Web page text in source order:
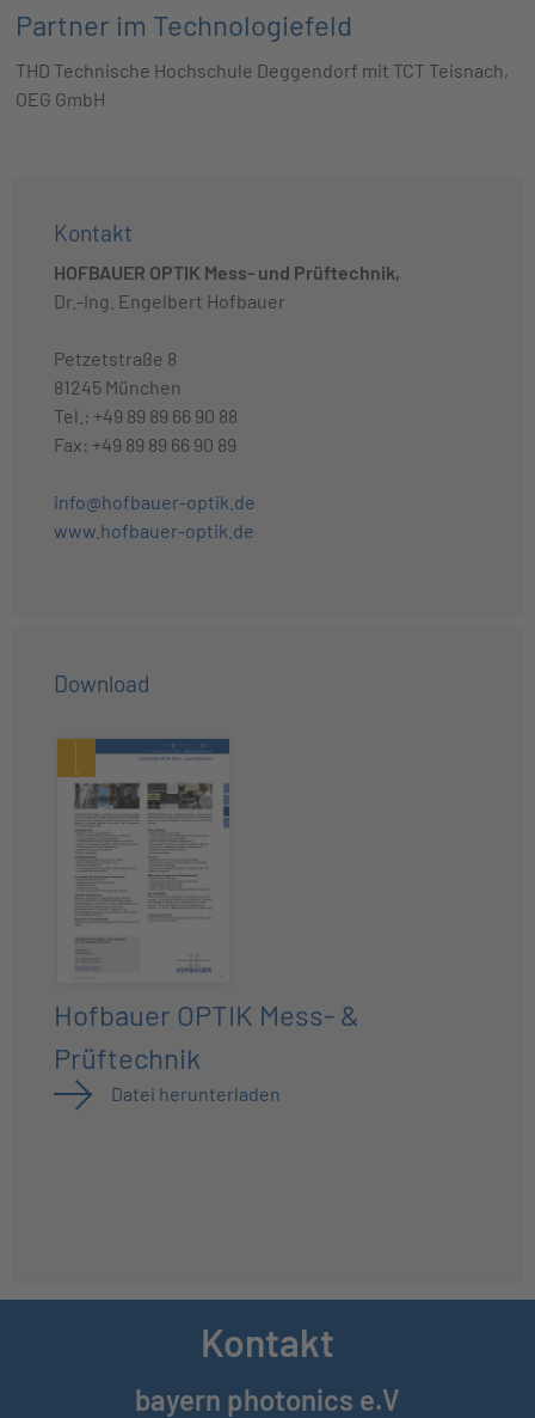
Partner im Technologiefeld
THD Technische Hochschule Deggendorf mit TCT Teisnach,
OEG GmbH
Kontakt
HOFBAUER OPTIK Mess- und Prüftechnik,
Dr.-Ing. Engelbert Hofbauer
Petzetstraße 8
81245 München
Tel.: +49 89 89 66 90 88
Fax: +49 89 89 66 90 89
info@hofbauer-optik.de
www.hofbauer-optik.de
Download
Hofbauer OPTIK Mess- &
Prüftechnik
Datei herunterladen
Kontakt
bayern photonics e.V